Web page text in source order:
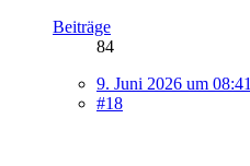
Beiträge
84
9. Juni 2026 um 08:41
#18